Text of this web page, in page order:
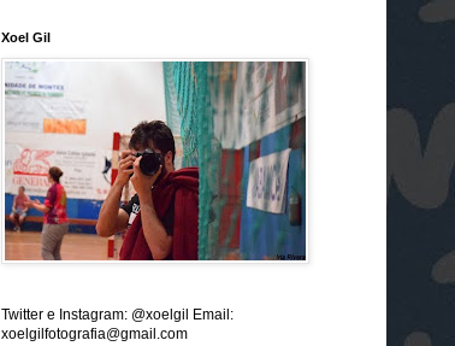
Xoel Gil
Twitter e Instagram: @xoelgil Email:
xoelgilfotografia@gmail.com